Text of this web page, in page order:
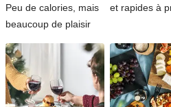
Peu de calories, mais
beaucoup de plaisir
et rapides à